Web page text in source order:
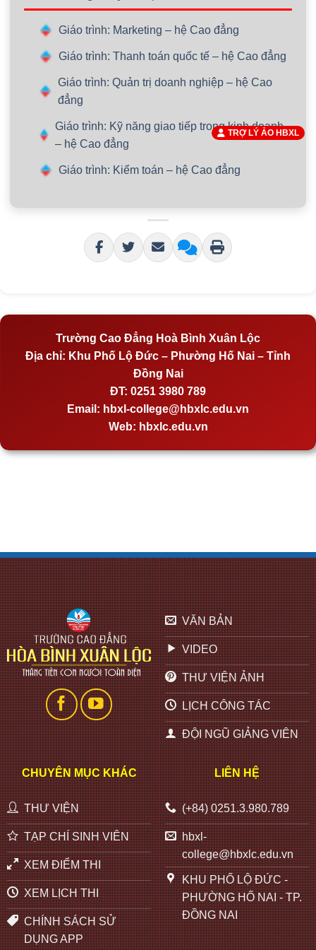
Giáo trình: Marketing – hệ Cao đẳng
Giáo trình: Thanh toán quốc tế – hệ Cao đẳng
Giáo trình: Quản trị doanh nghiệp – hệ Cao
đẳng
Giáo trình: Kỹ năng giao tiếp trong kinh doanh
– hệ Cao đẳng
Giáo trình: Kiểm toán – hệ Cao đẳng
Trường Cao Đẳng Hoà Bình Xuân Lộc
Địa chỉ: Khu Phố Lộ Đức – Phường Hố Nai – Tỉnh
Đồng Nai
ĐT: 0251 3980 789
Email: hbxl-college@hbxlc.edu.vn
Web: hbxlc.edu.vn
VĂN BẢN
VIDEO
THƯ VIỆN ẢNH
LỊCH CÔNG TÁC
ĐỘI NGŨ GIẢNG VIÊN
CHUYÊN MỤC KHÁC
THƯ VIỆN
TẠP CHÍ SINH VIÊN
XEM ĐIỂM THI
XEM LỊCH THI
CHÍNH SÁCH SỬ
DỤNG APP
LIÊN HỆ
(+84) 0251.3.980.789
hbxl-
college@hbxlc.edu.vn
KHU PHỐ LỘ ĐỨC -
PHƯỜNG HỐ NAI - TP.
ĐỒNG NAI
TRỢ LÝ ẢO HBXL